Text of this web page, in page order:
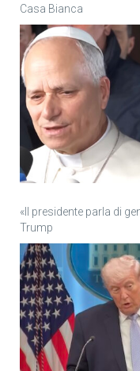
Casa Bianca
«Il presidente parla di
Trump